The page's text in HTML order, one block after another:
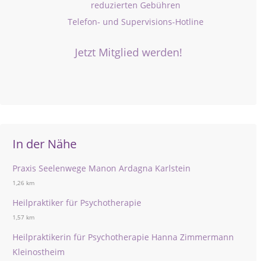
reduzierten Gebühren
Telefon- und Supervisions-Hotline
Jetzt Mitglied werden!
In der Nähe
Praxis Seelenwege Manon Ardagna Karlstein
1,26 km
Heilpraktiker für Psychotherapie
1,57 km
Heilpraktikerin für Psychotherapie Hanna Zimmermann
Kleinostheim